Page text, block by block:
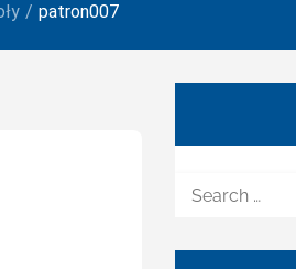
patron007
Search